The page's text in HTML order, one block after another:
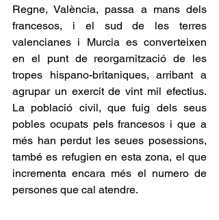
Regne, València, passa a mans dels
francesos, i el sud de les terres
valencianes i Murcia es converteixen
en el punt de reorgarnització de les
tropes hispano-britaniques, arribant a
agrupar un exercit de vint mil efectius.
La població civil, que fuig dels seus
pobles ocupats pels francesos i que a
més han perdut les seues posessions,
també es refugien en esta zona, el que
incrementa encara més el numero de
persones que cal atendre.